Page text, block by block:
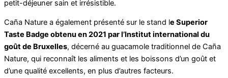
petit-déjeuner sain et irrésistible.
Caña Nature a également présenté sur le stand le Superior
Taste Badge obtenu en 2021 par l’Institut international du
goût de Bruxelles, décerné au guacamole traditionnel de Caña
Nature, qui reconnaît les aliments et les boissons d’un goût et
d’une qualité excellents, en plus d’autres facteurs.